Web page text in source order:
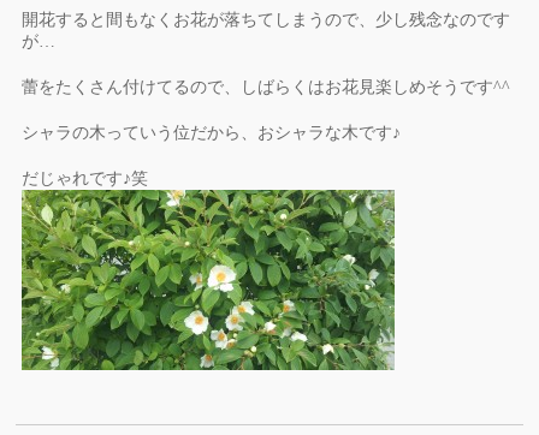
開花すると間もなくお花が落ちてしまうので、少し残念なのです
が…
蕾をたくさん付けてるので、しばらくはお花見楽しめそうです^^
シャラの木っていう位だから、おシャラな木です♪
だじゃれです♪笑